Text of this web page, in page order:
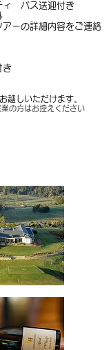
ィ バス送迎付き
アーの詳細内容をご連絡
き
越しいただけます。
の方はお控えください